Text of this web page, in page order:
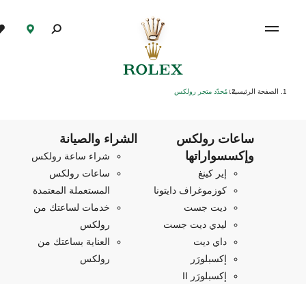
الصفحة الرئيسية/ مُحدّد متجر رولكس
ساعات رولكس
وإكسسواراتها
إير كينغ
كوزموغراف دايتونا
ديت جست
ليدي ديت جست
داي ديت
إكسبلورَر
إكسبلورَر II
الشراء والصيانة
شراء ساعة رولكس
ساعات رولكس
المستعملة المعتمدة
خدمات لساعتك من
رولكس
العناية بساعتك من
رولكس